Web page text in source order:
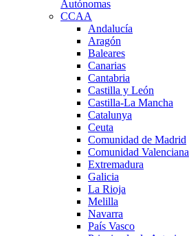
Autónomas
CCAA
Andalucía
Aragón
Baleares
Canarias
Cantabria
Castilla y León
Castilla-La Mancha
Catalunya
Ceuta
Comunidad de Madrid
Comunidad Valenciana
Extremadura
Galicia
La Rioja
Melilla
Navarra
País Vasco